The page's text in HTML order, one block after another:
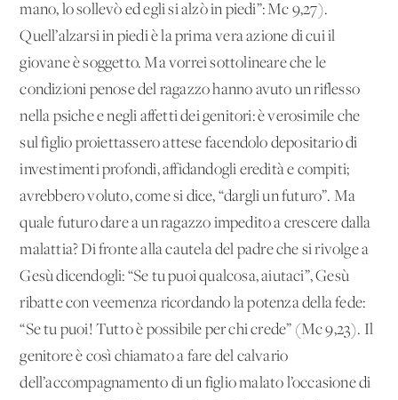
mano, lo sollevò ed egli si alzò in piedi”: Mc 9,27).
Quell’alzarsi in piedi è la prima vera azione di cui il
giovane è soggetto. Ma vorrei sottolineare che le
condizioni penose del ragazzo hanno avuto un riflesso
nella psiche e negli affetti dei genitori: è verosimile che
sul figlio proiettassero attese facendolo depositario di
investimenti profondi, affidandogli eredità e compiti;
avrebbero voluto, come si dice, “dargli un futuro”. Ma
quale futuro dare a un ragazzo impedito a crescere dalla
malattia? Di fronte alla cautela del padre che si rivolge a
Gesù dicendogli: “Se tu puoi qualcosa, aiutaci”, Gesù
ribatte con veemenza ricordando la potenza della fede:
“Se tu puoi! Tutto è possibile per chi crede” (Mc 9,23). Il
genitore è così chiamato a fare del calvario
dell’accompagnamento di un figlio malato l’occasione di